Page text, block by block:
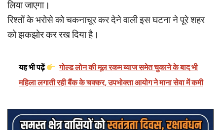
लिया जाएगा।
रिश्तों के भरोसे को चकनाचूर कर देने वाली इस घटना ने पूरे शहर
को झकझोर कर रख दिया है।
यह भी पढ़ें
गोल्ड लोन की मूल रकम ब्याज समेत चुकाने के बाद भी
महिला लगाती रही बैंक के चक्कर, उपभोक्ता आयोग ने माना सेवा में कमी